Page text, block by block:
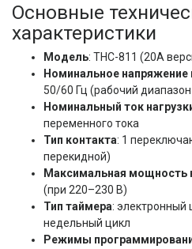
Основные
характеристики
Модель: THC-811 (20А
Номинальное напряжение
50/60 Гц (рабочий
Номинальный ток
переменного тока
Тип контакта: 1
перекидной)
Максимальная мощность
(при 220–230 В)
Тип таймера: электронный
недельный цикл
Режимы